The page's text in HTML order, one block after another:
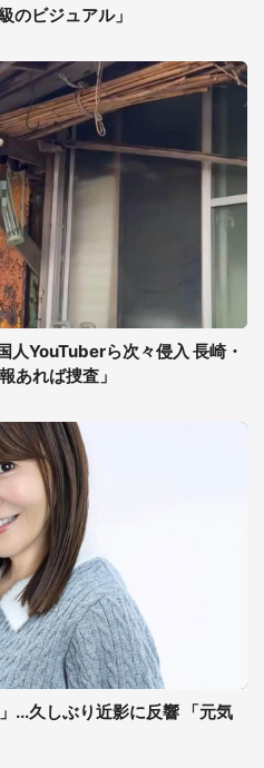
のビジュアル」
人YouTuberら次々侵入 長崎・
あれば捜査」
...久しぶり近影に反響 「元気